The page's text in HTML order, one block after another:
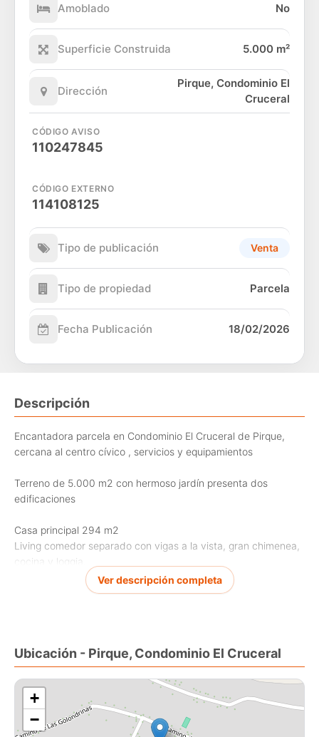
Amoblado No
Superficie Construida 5.000 m²
Dirección
Pirque, Condominio El
Cruceral
CÓDIGO AVISO
110247845
CÓDIGO EXTERNO
114108125
Tipo de publicación Venta
Tipo de propiedad Parcela
Fecha Publicación 18/02/2026
Descripción
Encantadora parcela en Condominio El Cruceral de Pirque,
cercana al centro cívico , servicios y equipamientos
Terreno de 5.000 m2 con hermoso jardín presenta dos
edificaciones
Casa principal 294 m2
Living comedor separado con vigas a la vista, gran chimenea,
cocina y loggia,
Presenta 4 dormitorios + 5 baños + (principal en suite con
gran walking closet) gran sala de estar o quinto dormitorio
Recibos, terraza, cocina, 1 dormitorio , 1 baño
Ver descripción completa
Ubicación - Pirque, Condominio El Cruceral
+
−